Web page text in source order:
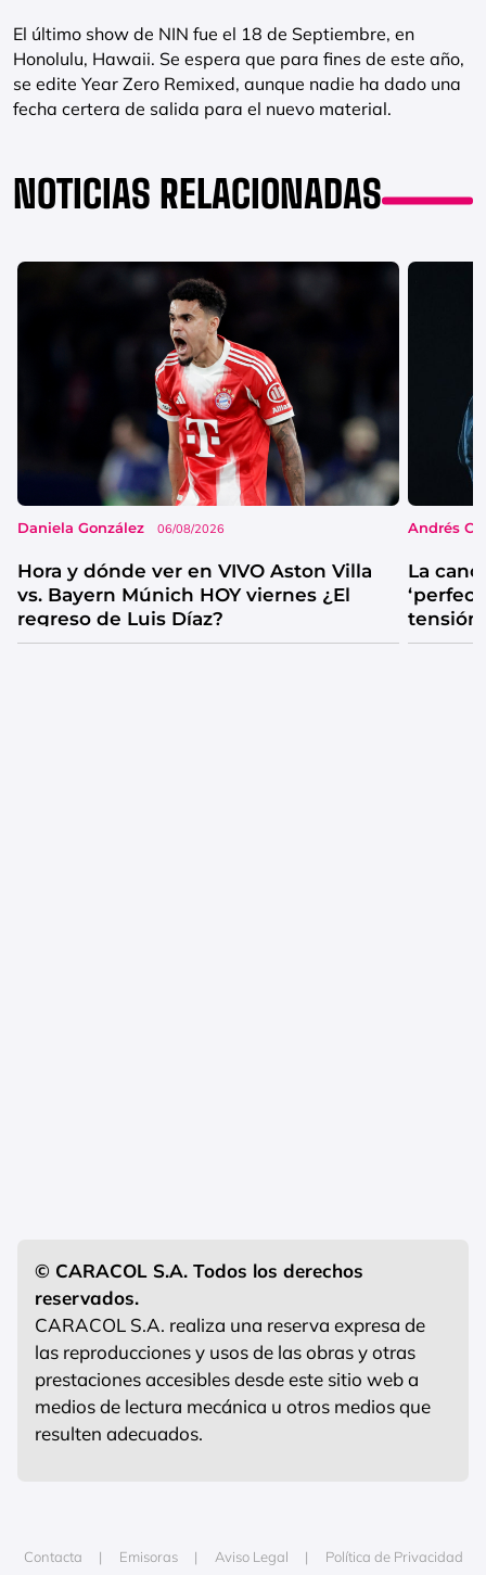
El último show de NIN fue el 18 de Septiembre, en
Honolulu, Hawaii. Se espera que para fines de este año,
se edite Year Zero Remixed, aunque nadie ha dado una
fecha certera de salida para el nuevo material.
NOTICIAS RELACIONADAS
Daniela González 06/08/2026
Hora y dónde ver en VIVO Aston Villa
vs. Bayern Múnich HOY viernes ¿El
regreso de Luis Díaz?
Andrés
La
tensión
catarsis
© CARACOL S.A. Todos los derechos
reservados.
CARACOL S.A. realiza una reserva expresa de
las reproducciones y usos de las obras y otras
prestaciones accesibles desde este sitio web a
medios de lectura mecánica u otros medios que
resulten adecuados.
Contacta Emisoras Aviso Legal
Política de Privacidad